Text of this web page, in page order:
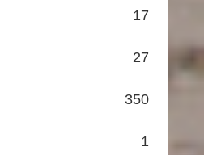
17
27
350
1